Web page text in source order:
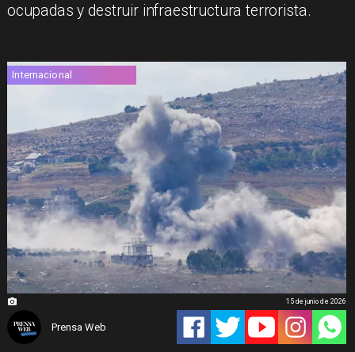
ocupadas y destruir infraestructura terrorista.
Internacional
Prensa Web
15 de junio de 2026